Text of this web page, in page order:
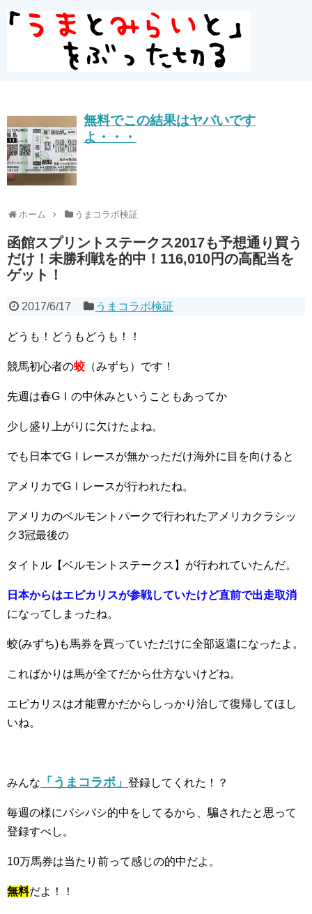
無料でこの結果はヤバいです
よ・・・
ホーム うまコラボ検証
函館スプリントステークス2017も予想通り買う
だけ！未勝利戦を的中！116,010円の高配当を
ゲット！
2017/6/17 うまコラボ検証
どうも！どうもどうも！！
競馬初心者の蛟（みずち）です！
先週は春GⅠの中休みということもあってか
少し盛り上がりに欠けたよね。
でも日本でGⅠレースが無かっただけ海外に目を向けると
アメリカでGⅠレースが行われたね。
アメリカのベルモントパークで行われたアメリカクラシッ
ク3冠最後の
タイトル【ベルモントステークス】が行われていたんだ。
日本からはエピカリスが参戦していたけど直前で出走取消
になってしまったね。
蛟(みずち)も馬券を買っていただけに全部返還になったよ。
こればかりは馬が全てだから仕方ないけどね。
エピカリスは才能豊かだからしっかり治して復帰してほし
いね。
みんな 「うまコラボ」 登録してくれた！？
毎週の様にバシバシ的中をしてるから、騙されたと思って
登録すべし。
10万馬券は当たり前って感じの的中だよ。
無料だよ！！